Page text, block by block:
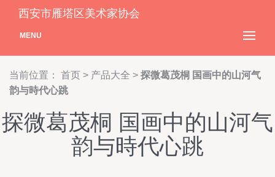
西安市雁塔区美术家协会
MENU
当前位置： 首页 > 产品大全 > 探微葛茂桐 国画中的山河气
韵与時代心跳
探微葛茂桐 国画中的山河气
韵与時代心跳